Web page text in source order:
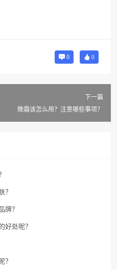
0 0
下一篇
晚霜该怎么用？注意哪些事项？
？
牌？
好处呢？
？